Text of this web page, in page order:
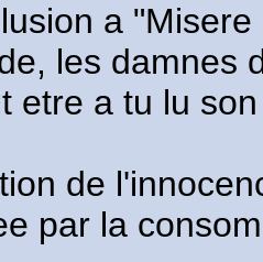
a
les damnes
etre a tu lu
de
par la